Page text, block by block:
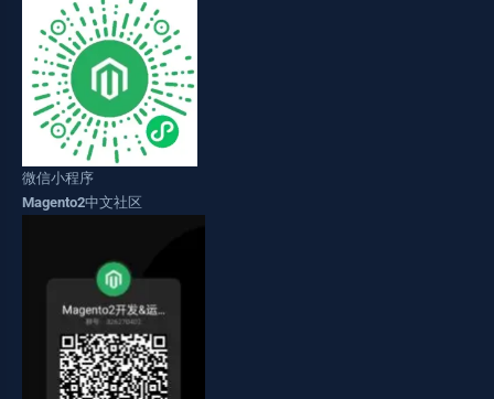
微信小程序
Magento2中文社区